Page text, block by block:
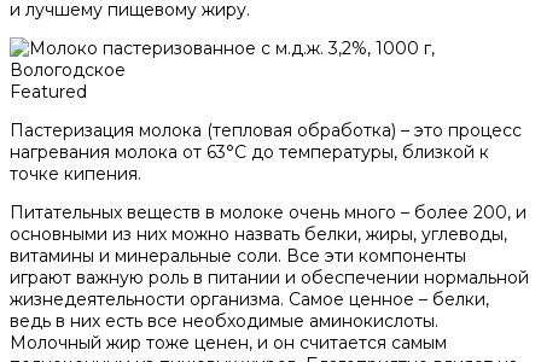
и лучшему пищевому жиру.
Featured
Пастеризация молока (тепловая обработка) – это процесс
нагревания молока от 63°С до температуры, близкой к
точке кипения.
Питательных веществ в молоке очень много – более 200, и
основными из них можно назвать белки, жиры, углеводы,
витамины и минеральные соли. Все эти компоненты
играют важную роль в питании и обеспечении нормальной
жизнедеятельности организма. Самое ценное – белки,
ведь в них есть все необходимые аминокислоты.
Молочный жир тоже ценен, и он считается самым